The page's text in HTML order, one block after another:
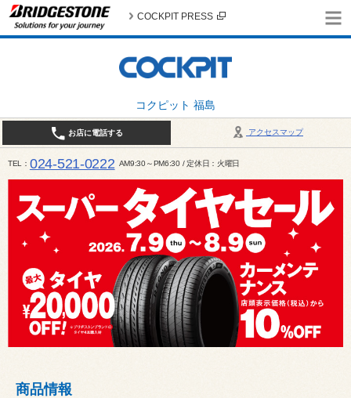
コクピット 福島
COCKPIT PRESS
アクセスマップ
お店に電話する
TEL 024-521-0222 AM9:30～PM6:30 / 定休日：火曜日
商品情報